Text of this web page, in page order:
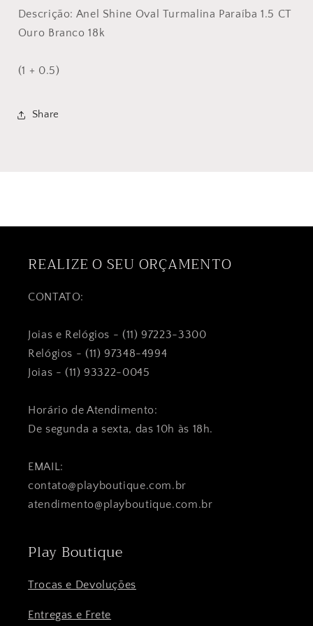
Descrição: Anel Shine Oval Turmalina Paraíba 1.5 CT
Ouro Branco 18k
(1 + 0.5)
Share
REALIZE O SEU ORÇAMENTO
CONTATO:
Joias e Relógios - (11) 97223-3300
Relógios - (11) 97348-4994
Joias - (11) 93322-0045
Horário de Atendimento:
De segunda a sexta, das 10h às 18h.
EMAIL:
contato@playboutique.com.br
atendimento@playboutique.com.br
Play Boutique
Trocas e Devoluções
Entregas e Frete